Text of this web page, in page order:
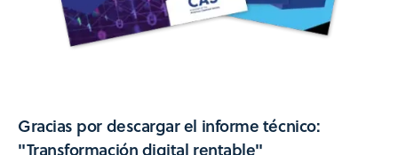
Gracias por descargar el informe técnico:
"Transformación digital rentable"